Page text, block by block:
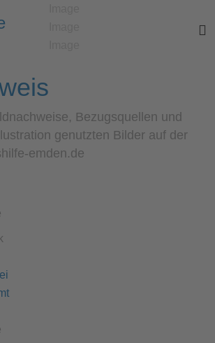
Bezugsquellen und
genutzten Bilder auf der
emden.de